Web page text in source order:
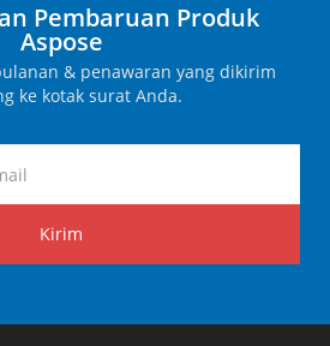
Pembaruan Produk
Aspose
& penawaran yang dikirim
ke kotak surat Anda.
Kirim